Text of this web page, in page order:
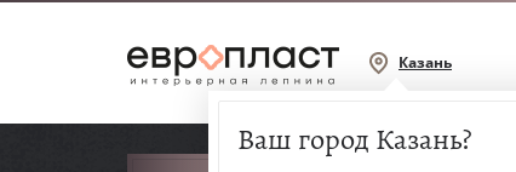
Казань
Ваш город Казань?